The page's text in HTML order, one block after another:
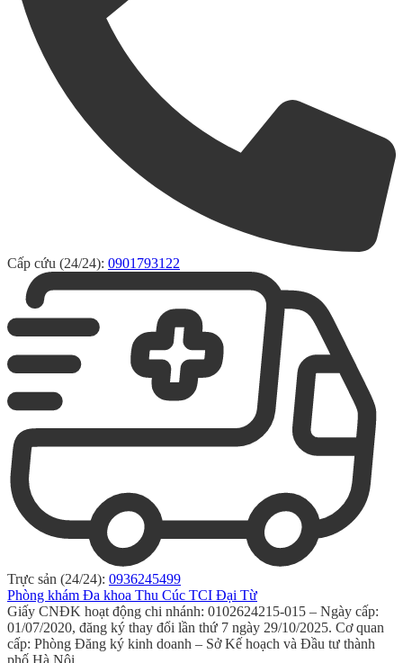
Cấp cứu (24/24): 0901793122
Trực sản (24/24): 0936245499
Phòng khám Đa khoa Thu Cúc TCI Đại Từ
Giấy CNĐK hoạt động chi nhánh: 0102624215-015 – Ngày cấp:
01/07/2020, đăng ký thay đổi lần thứ 7 ngày 29/10/2025. Cơ quan
cấp: Phòng Đăng ký kinh doanh – Sở Kế hoạch và Đầu tư thành
phố Hà Nội.